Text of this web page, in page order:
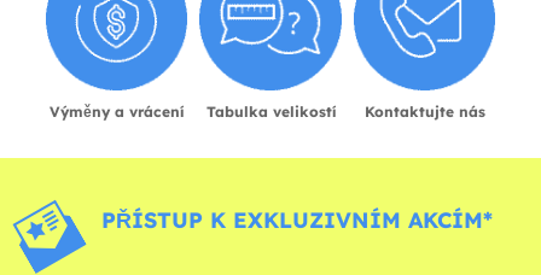
Výměny a vrácení Tabulka velikostí Kontaktujte nás
PŘÍSTUP K EXKLUZIVNÍM AKCÍM*